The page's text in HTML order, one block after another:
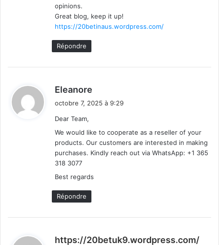
opinions.
Great blog, keep it up!
https://20betinaus.wordpress.com/
Répondre
Eleanore
:
octobre 7, 2025 à 9:29
Dear Team,
We would like to cooperate as a reseller of your
products. Our customers are interested in making
purchases. Kindly reach out via WhatsApp: +1 365
318 3077
Best regards
Répondre
https://20betuk9.wordpress.com/